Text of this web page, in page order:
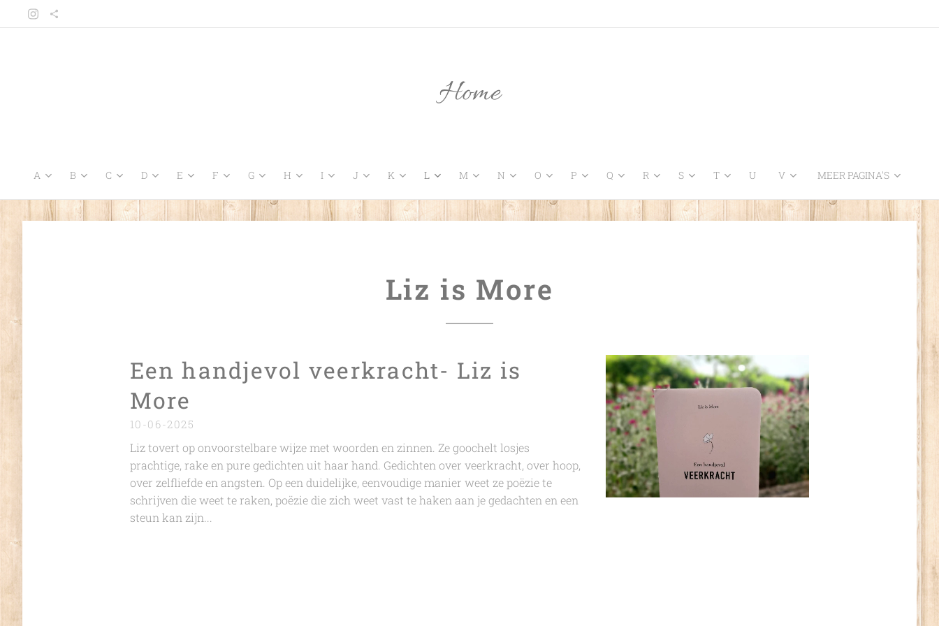
Home
A B C D E F G H I J K L M N O P Q R S T U V MEER PAGINA'S
Liz is More
Een handjevol veerkracht- Liz is
More
10-06-2025
Liz tovert op onvoorstelbare wijze met woorden en zinnen. Ze goochelt losjes
prachtige, rake en pure gedichten uit haar hand. Gedichten over veerkracht, over hoop,
over zelfliefde en angsten. Op een duidelijke, eenvoudige manier weet ze poëzie te
schrijven die weet te raken, poëzie die zich weet vast te haken aan je gedachten en een
steun kan zijn...